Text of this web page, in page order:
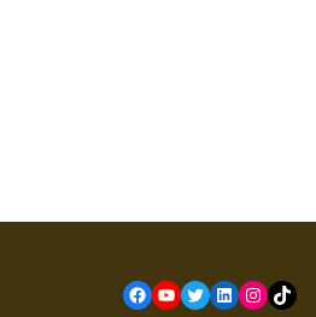
Facebook
YouTube
Twitter
LinkedIn